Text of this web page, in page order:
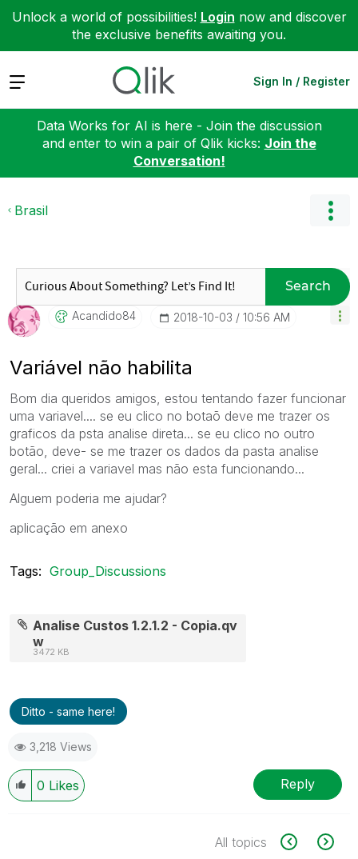
Unlock a world of possibilities! Login now and discover
the exclusive benefits awaiting you.
Expand Sign In / Register
Data Works for AI is here - Join the discussion
and enter to win a pair of Qlik kicks: Join the
Conversation!
Brasil
Search
Acandido84 ‎2018-10-03 10:56 AM
Variável não habilita
Bom dia queridos amigos, estou tentando fazer funcionar
uma variavel.... se eu clico no botaõ deve me trazer os
graficos da psta analise direta... se eu clico no outro
botão, deve- se me trazer os dados da pasta analise
geral... criei a variavel mas não esta funcionando...
Alguem poderia me ajudar?
aplicação em anexo
Tags: Group_Discussions
Analise Custos 1.2.1.2 - Copia.qv
w
3472 KB
Ditto - same here!
3,218 Views
0 Likes Reply
All topics